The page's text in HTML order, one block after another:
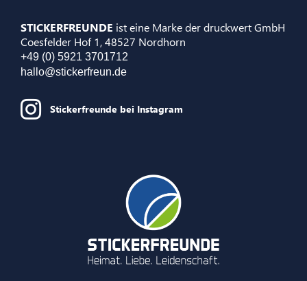
STICKERFREUNDE ist eine Marke der druckwert GmbH
Coesfelder Hof 1, 48527 Nordhorn
+49 (0) 5921 3701712
hallo@stickerfreun.de
Stickerfreunde bei Instagram